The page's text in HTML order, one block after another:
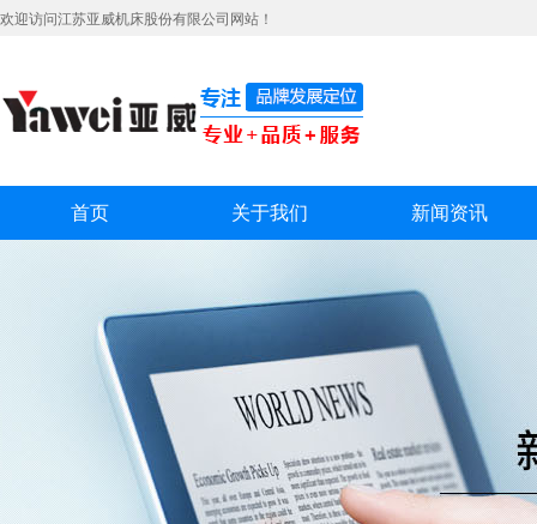
欢迎访问江苏亚威机床股份有限公司网站！
首页 关于我们 新闻资讯